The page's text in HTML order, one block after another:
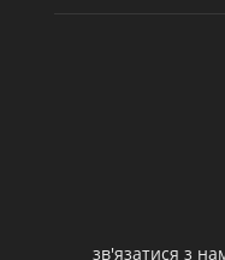
зв'язатися з